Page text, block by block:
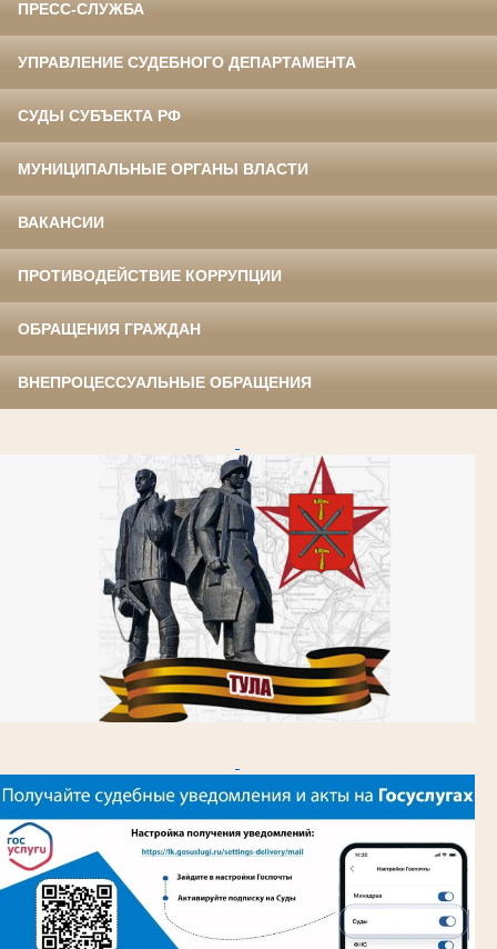
ПРЕСС-СЛУЖБА
УПРАВЛЕНИЕ СУДЕБНОГО ДЕПАРТАМЕНТА
СУДЫ СУБЪЕКТА РФ
МУНИЦИПАЛЬНЫЕ ОРГАНЫ ВЛАСТИ
ВАКАНСИИ
ПРОТИВОДЕЙСТВИЕ КОРРУПЦИИ
ОБРАЩЕНИЯ ГРАЖДАН
ВНЕПРОЦЕССУАЛЬНЫЕ ОБРАЩЕНИЯ